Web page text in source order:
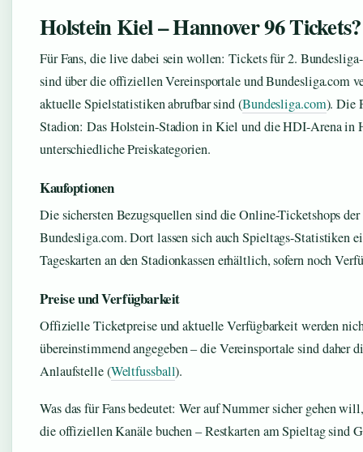
Holstein Kiel – Hannover 96 Tickets?
Für Fans, die live dabei sein wollen: Tickets für 2.
sind über die offiziellen Vereinsportale und Bundesliga.com
aktuelle Spielstatistiken abrufbar sind (Bundesliga.com). Die
Stadion: Das Holstein-Stadion in Kiel und die HDI-Arena in
unterschiedliche Preiskategorien.
Kaufoptionen
Die sichersten Bezugsquellen sind die Online-Ticketshops
Bundesliga.com. Dort lassen sich auch Spieltags-Statistiken
Tageskarten an den Stadionkassen erhältlich, sofern noch
Preise und Verfügbarkeit
Offizielle Ticketpreise und aktuelle Verfügbarkeit werden
übereinstimmend angegeben – die Vereinsportale sind daher
Anlaufstelle (Weltfussball).
Was das für Fans bedeutet: Wer auf Nummer sicher gehen
die offiziellen Kanäle buchen – Restkarten am Spieltag sind